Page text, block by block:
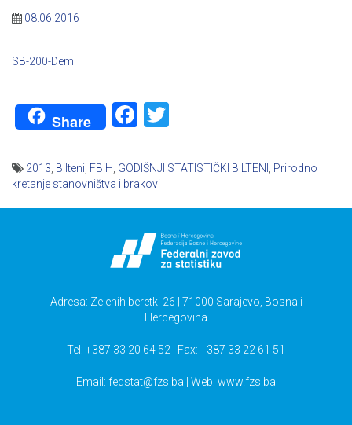
08.06.2016
SB-200-Dem
Share Facebook
2013 Bilteni FBiH GODIŠNJI STATISTIČKI BILTENI
Prirodno
kretanje stanovništva i brakovi
Adresa: Zelenih beretki 26 | 71000 Sarajevo, Bosna i
Hercegovina
Tel: +387 33 20 64 52 | Fax: +387 33 22 61 51
Email: fedstat@fzs.ba | Web: www.fzs.ba